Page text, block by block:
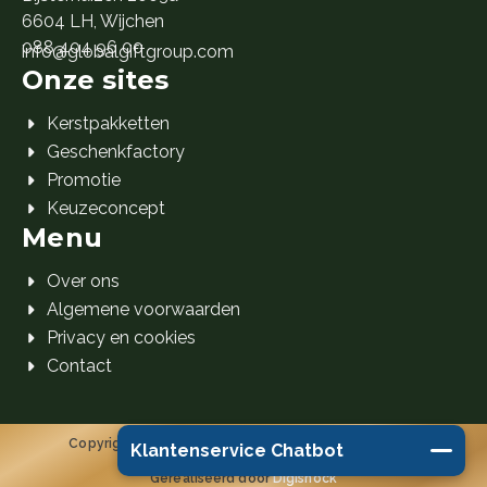
6604 LH, Wijchen
088 404 96 00
info@globalgiftgroup.com
Onze sites
Kerstpakketten
Geschenkfactory
Promotie
Keuzeconcept
Menu
Over ons
Algemene voorwaarden
Privacy en cookies
Contact
Copyright 2026 Global Gift Group B.V. © Alle rechten
voorbehouden.
Gerealiseerd doorDigishock
Klantenservice Chatbot